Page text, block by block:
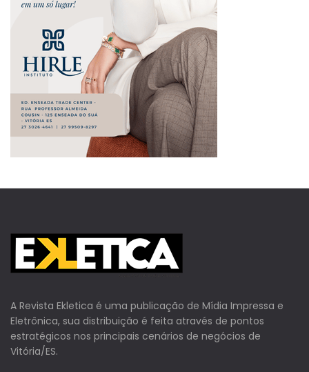
A Revista Ekletica é uma publicação de Mídia Impressa e
Eletrônica, sua distribuição é feita através de pontos
estratégicos nos principais cenários de negócios de
Vitória/ES.